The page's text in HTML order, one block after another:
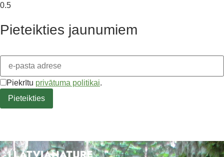
Pieteikties jaunumiem
Piekrītu privātuma politikai.